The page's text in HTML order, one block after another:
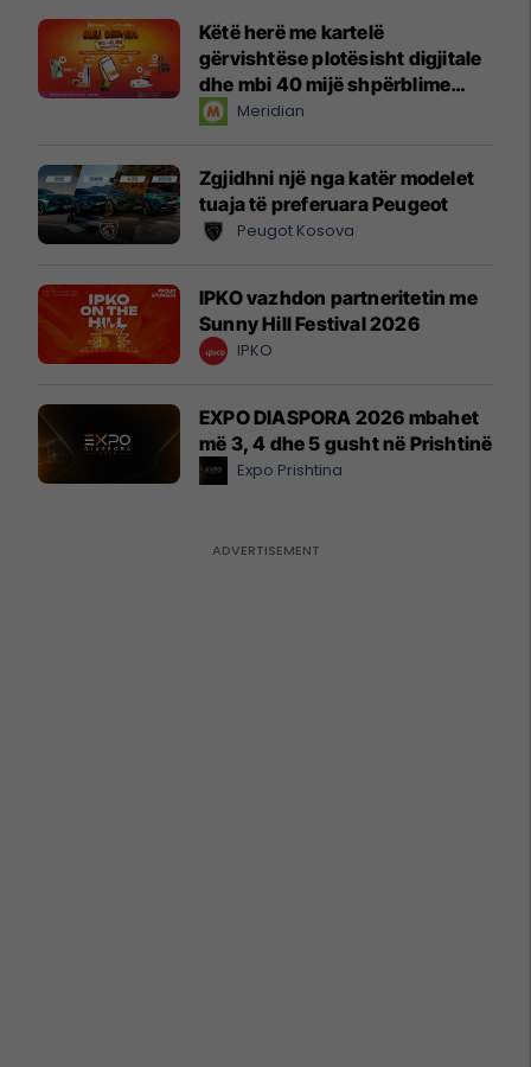
Këtë herë me kartelë
gërvishtëse plotësisht digjitale
dhe mbi 40 mijë shpërblime
instant!Meridian
Zgjidhni një nga katër modelet
tuaja të preferuara Peugeot
Peugot Kosova
IPKO vazhdon partneritetin me
Sunny Hill Festival 2026
IPKO
EXPO DIASPORA 2026 mbahet
më 3, 4 dhe 5 gusht në Prishtinë
Expo Prishtina